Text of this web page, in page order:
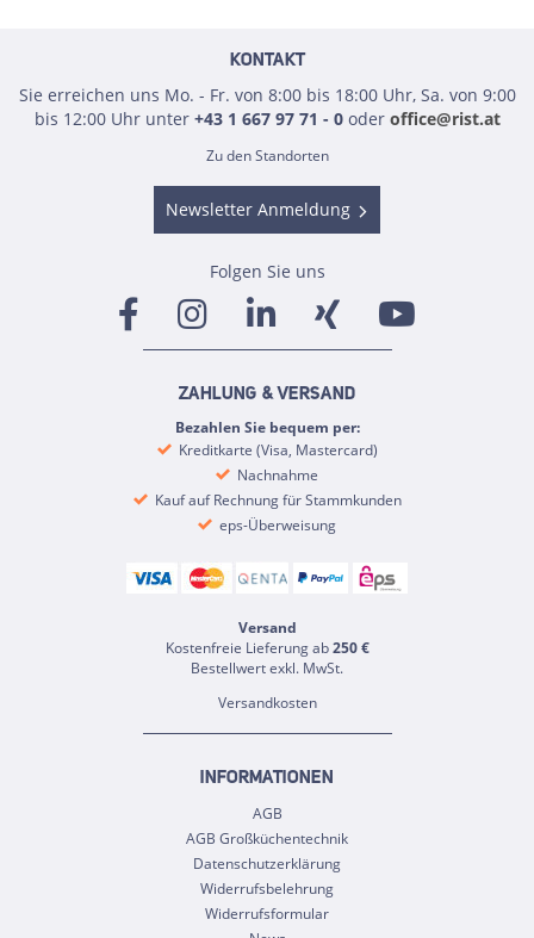
KONTAKT
Sie erreichen uns Mo. - Fr. von 8:00 bis 18:00 Uhr, Sa. von 9:00
bis 12:00 Uhr unter +43 1 667 97 71 - 0oder office@rist.at
Zu den Standorten
Newsletter Anmeldung
Folgen Sie uns
ZAHLUNG & VERSAND
Bezahlen Sie bequem per:
Kreditkarte (Visa, Mastercard)
Nachnahme
Kauf auf Rechnung für Stammkunden
eps-Überweisung
Versand
Kostenfreie Lieferung ab250 €
Bestellwert exkl. MwSt.
Versandkosten
INFORMATIONEN
AGB
AGB Großküchentechnik
Datenschutzerklärung
Widerrufsbelehrung
Widerrufsformular